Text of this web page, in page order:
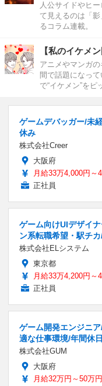
人公サイドやヒ
て見えるのは「
るコラム連載。
【私のイケメン
アニメやマンガ
間で話題になっ
で“イケメン”を
ゲームデバッガー/未
休み
株式会社Creer
大阪府
月給33万4,000円～
正社員
ゲーム向けUIデザイ
ン系転職希望・駅チ
株式会社ELシステム
東京都
月給33万4,200円～
正社員
ゲーム開発エンジニ
適な仕事環境/年間休
株式会社GUM
大阪府
月給32万円～50万円